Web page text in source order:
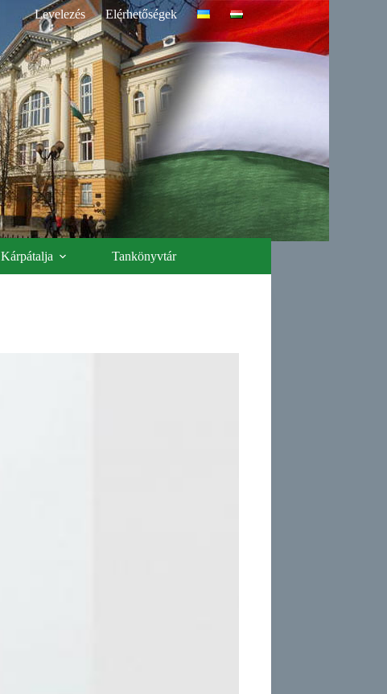
Levelezés Elérhetőségek
Kárpátalja Tankönyvtár